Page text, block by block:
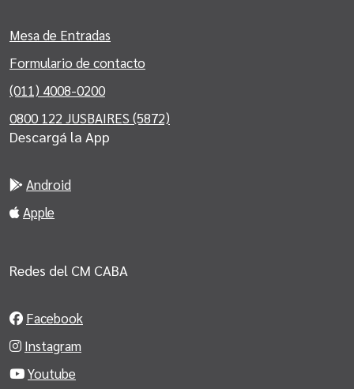
Mesa de Entradas
Formulario de contacto
(011) 4008-0200
0800 122 JUSBAIRES (5872)
Descargá la App
Android
Apple
Redes del CM CABA
Facebook
Instagram
Youtube